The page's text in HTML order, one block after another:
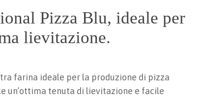
Pizza Blu, ideale per
lievitazione.
farina ideale per la produzione di pizza
un’ottima tenuta di lievitazione e facile